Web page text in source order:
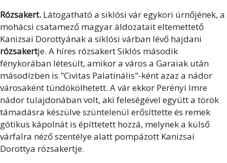
Rózsakert. Látogatható a siklósi vár egykori úrnőjének, a
mohácsi csatamező magyar áldozatait eltemettető
Kanizsai Dorottyának a siklósi várban lévő hajdani
rózsakertje. A híres rózsakert Siklós második
fénykorában létesült, amikor a város a Garaiak után
másodízben is "Civitas Palatinális"-ként azaz a nádor
városaként tündökölhetett. A vár ekkor Perényi Imre
nádor tulajdonában volt, aki feleségével együtt a török
támadásra készülve szüntelenül erősíttette és remek
gótikus kápolnát is építtetett hozzá, melynek a külső
várfalra néző szentélye alatt pompázott Kanizsai
Dorottya rózsakertje.